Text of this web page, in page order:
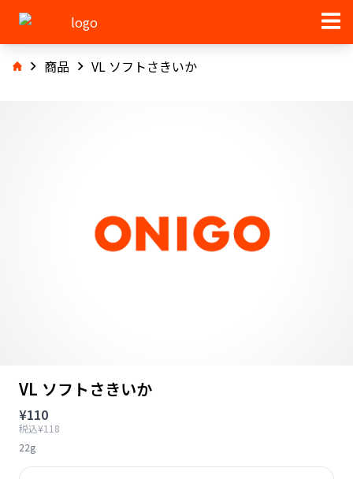
商品 VL ソフトさきいか
VL ソフトさきいか
¥110
税込¥118
22g